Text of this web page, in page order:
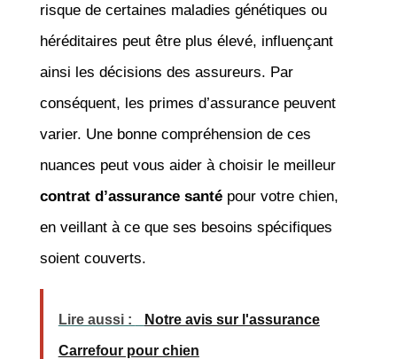
risque de certaines maladies génétiques ou
héréditaires peut être plus élevé, influençant
ainsi les décisions des assureurs. Par
conséquent, les primes d’assurance peuvent
varier. Une bonne compréhension de ces
nuances peut vous aider à choisir le meilleur
contrat d’assurance santépour votre chien,
en veillant à ce que ses besoins spécifiques
soient couverts.
Lire aussi : Notre avis sur l'assurance
Carrefour pour chien